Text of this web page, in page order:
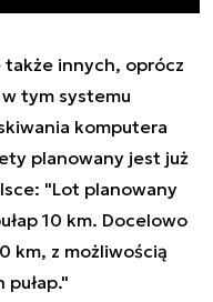
także innych, oprócz
tym systemu
komputera
planowany jest już
"Lot planowany
10 km. Docelowo
km, z możliwością